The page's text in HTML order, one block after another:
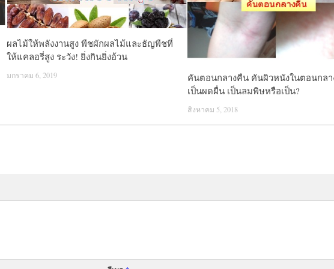
ผลไม้ให้พลังงานสูง พืชผักผลไม้และธัญพืชที่
ให้แคลอรี่สูง ระวัง! ยิ่งกินยิ่งอ้วน
มกราคม 6, 2019
คันตอนกลางคืน คันผิวหนังในตอนกล
เป็นผดผื่น เป็นลมพิษหรือเป็น?
สิงหาคม 5, 2018